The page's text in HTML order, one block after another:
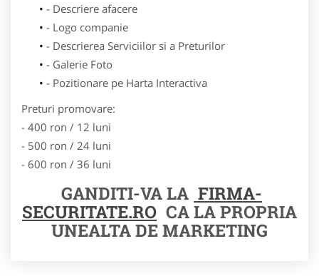
- Descriere afacere
- Logo companie
- Descrierea Serviciilor si a Preturilor
- Galerie Foto
- Pozitionare pe Harta Interactiva
Preturi promovare:
- 400 ron / 12 luni
- 500 ron / 24 luni
- 600 ron / 36 luni
GANDITI-VA LA FIRMA-
SECURITATE.RO CA LA PROPRIA
UNEALTA DE MARKETING